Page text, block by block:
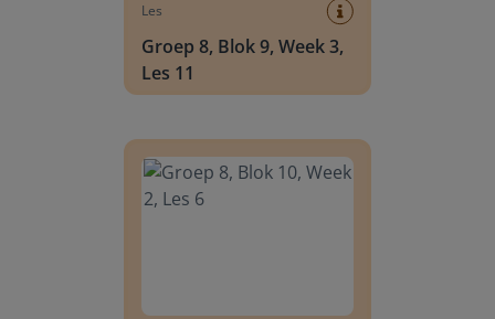
Les
Groep 8, Blok 9, Week 3,
Les 11